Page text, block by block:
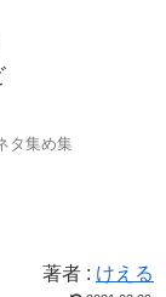
タ集め集
著者 : けえる